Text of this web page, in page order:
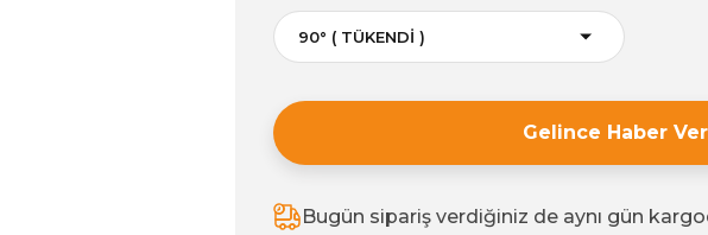
Gelince Haber Ver
Bugün sipariş verdiğiniz de aynı gün